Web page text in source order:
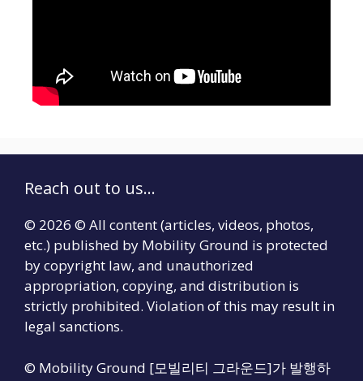
Reach out to us...
© 2026 © All content (articles, videos, photos,
etc.) published by Mobility Ground is protected
by copyright law, and unauthorized
appropriation, copying, and distribution is
strictly prohibited. Violation of this may result in
legal sanctions.
© Mobility Ground [모빌리티 그라운드]가 발행하